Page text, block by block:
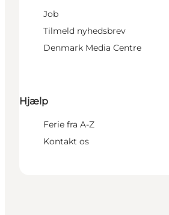
Job
Tilmeld nyhedsbrev
Denmark Media Centre
Hjælp
Ferie fra A-Z
Kontakt os